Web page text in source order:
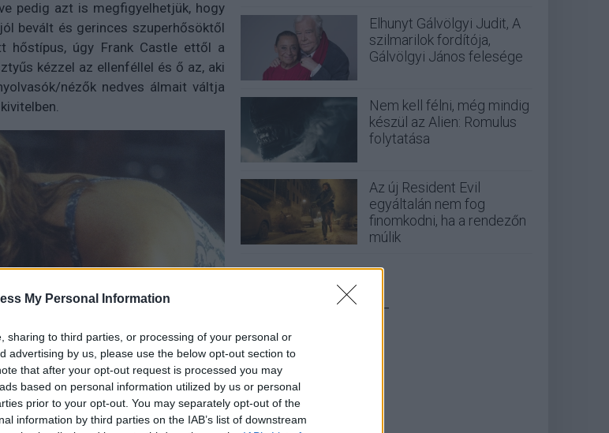
My Personal Information
sharing to third parties, or processing of your personal or
advertising by us, please use the below opt-out section to
that after your opt-out request is processed you may
based on personal information utilized by us or personal
prior to your opt-out. You may separately opt-out of the
information by third parties on the IAB’s list of downstream
pedig azt is megfigyelhetjük, hogy
bevált és gerinces szuperhősöktől
hőstípus, úgy Frank Castle ettől a
kézzel az ellenféllel és ő az, aki
nézők nedves álmait váltja
Elhunyt Gálvölgyi Judit, A
szilmarilok fordítója,
Gálvölgyi János felesége
Nem kell félni, még mindig
készül az Alien: Romulus
folytatása
Az új Resident Evil
egyáltalán nem fog
finomkodni, ha a rendezőn
múlik